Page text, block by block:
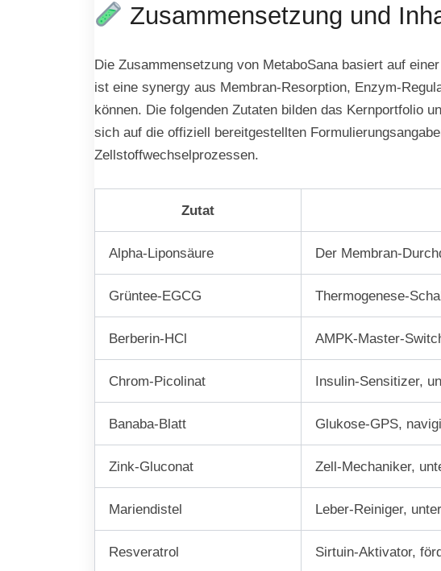
Zusammensetzung und
Die Zusammensetzung von MetaboSana basiert auf
ist eine synergy aus Membran-Resorption, Enzym-
können. Die folgenden Zutaten bilden das Kernportfolio
sich auf die offiziell bereitgestellten
Zellstoffwechselprozessen.
Zutat
Alpha-Liponsäure Der Membran-
Grüntee-EGCG Thermogenese-
Berberin-HCl AMPK-Master-
Chrom-Picolinat Insulin-Sensitizer,
Banaba-Blatt Glukose-GPS,
Zink-Gluconat Zell-Mechaniker,
Mariendistel Leber-Reiniger,
Resveratrol Sirtuin-Aktivator,